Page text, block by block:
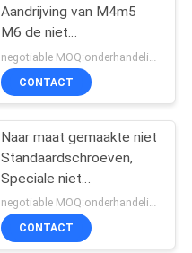
Aandrijving van M4m5
M6 de niet
Standaardschroeven
CSK voor Plastic Hout
CONTACT
Naar maat gemaakte niet
Standaardschroeven,
Speciale niet
negotiable MOQ:onderhandelingen
CONTACT